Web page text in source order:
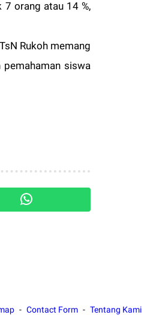
7 orang atau 14 %,
Rukoh memang
siswa
Contact Form Tentang Kami